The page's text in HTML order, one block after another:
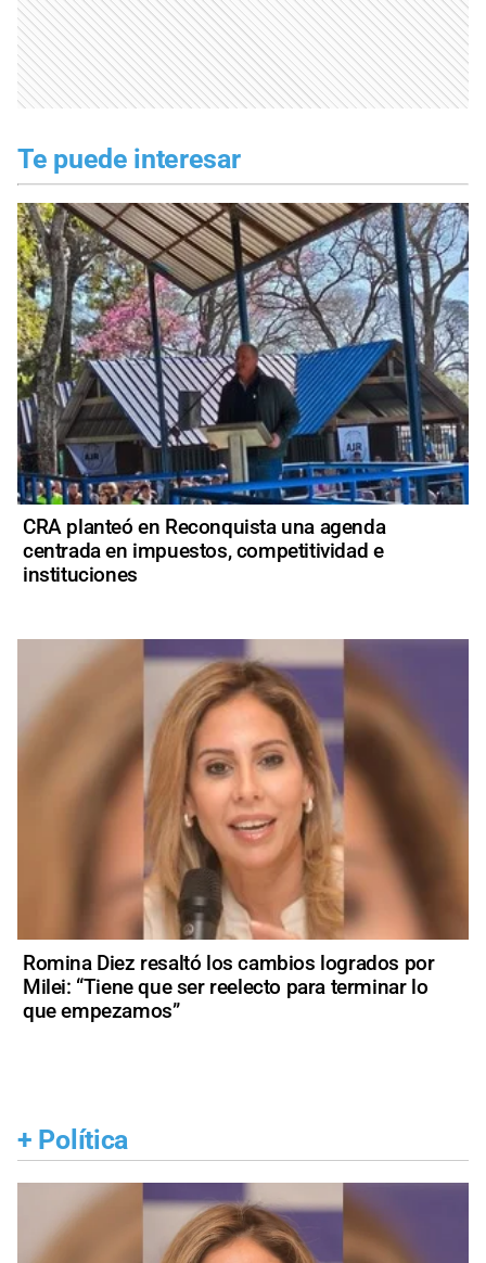
Te puede interesar
CRA planteó en Reconquista una agenda
centrada en impuestos, competitividad e
instituciones
Romina Diez resaltó los cambios logrados por
Milei: “Tiene que ser reelecto para terminar lo
que empezamos”
+ Política